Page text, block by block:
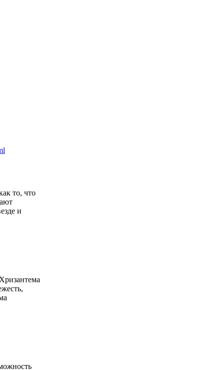
то, что
и